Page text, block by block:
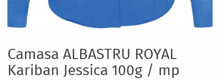
Camasa ALBASTRU ROYAL
Kariban Jessica 100g / mp